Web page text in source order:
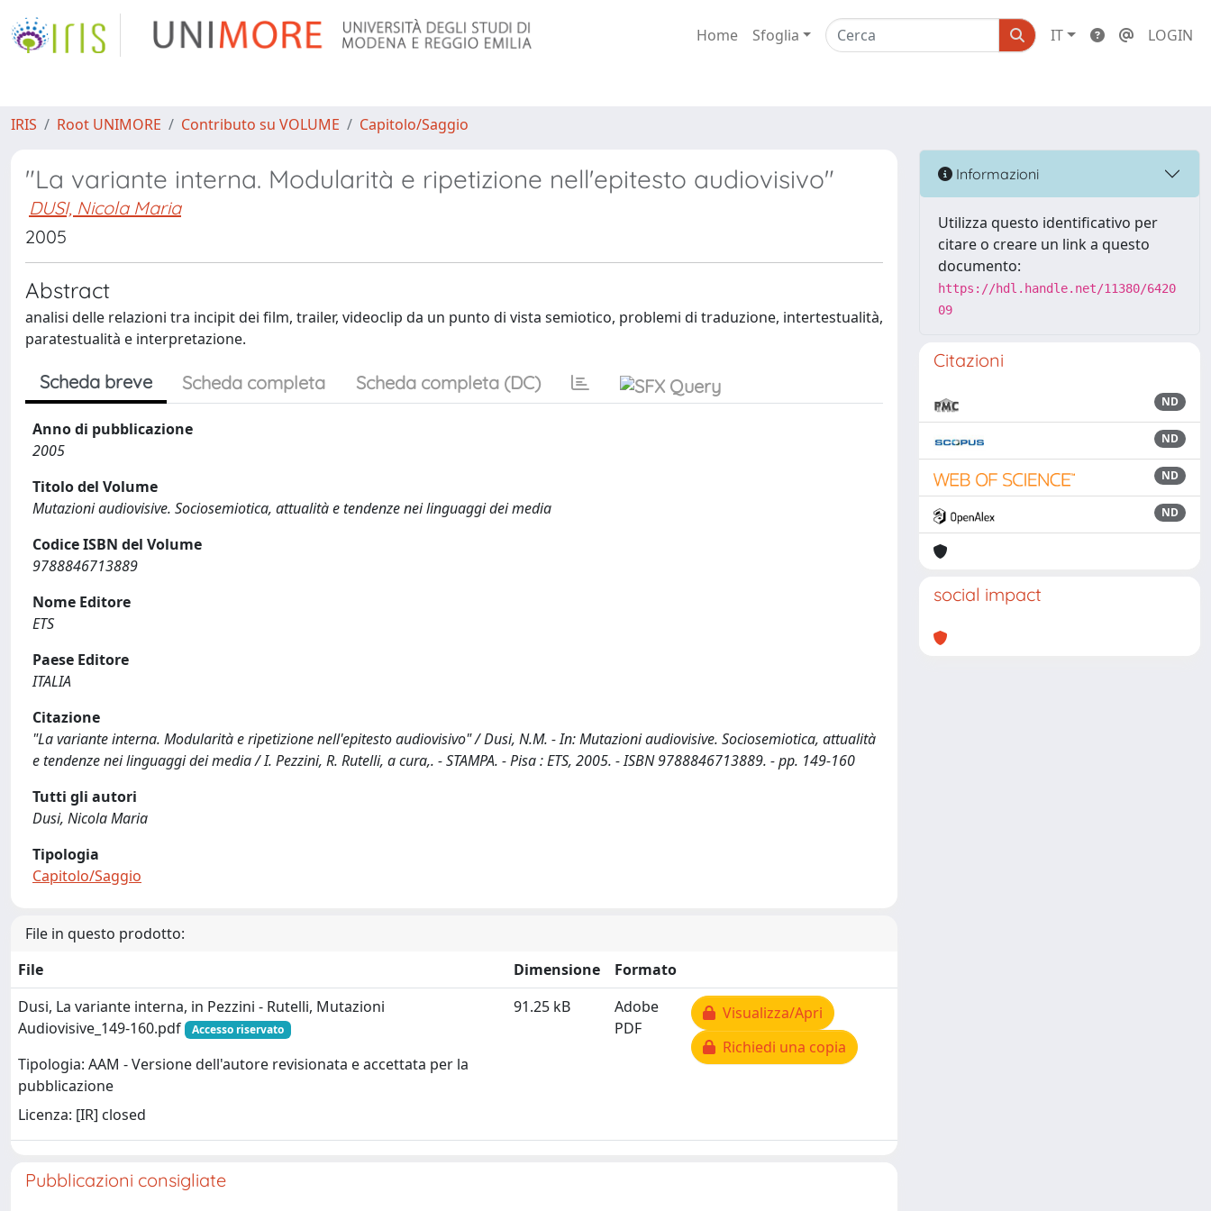
Home Sfoglia IT LOGIN
IRIS Root UNIMORE Contributo su VOLUME Capitolo/Saggio
"La variante interna. Modularità e ripetizione nell'epitesto audiovisivo"
DUSI, Nicola Maria
2005
Abstract
analisi delle relazioni tra incipit dei film, trailer, videoclip da un punto di vista semiotico, problemi di traduzione, intertestualità,
paratestualità e interpretazione.
Scheda breve Scheda completa Scheda completa (DC)
Anno di pubblicazione
2005
Titolo del Volume
Mutazioni audiovisive. Sociosemiotica, attualità e tendenze nei linguaggi dei media
Codice ISBN del Volume
9788846713889
Nome Editore
ETS
Paese Editore
ITALIA
Citazione
"La variante interna. Modularità e ripetizione nell'epitesto audiovisivo" / Dusi, N.M. - In: Mutazioni audiovisive. Sociosemiotica, attualità
e tendenze nei linguaggi dei media / I. Pezzini, R. Rutelli, a cura,. - STAMPA. - Pisa : ETS, 2005. - ISBN 9788846713889. - pp. 149-160
Tutti gli autori
Dusi, Nicola Maria
Tipologia
Capitolo/Saggio
File in questo prodotto:
File
Dimensione
Formato
Dusi, La variante interna, in Pezzini - Rutelli, Mutazioni
Audiovisive_149-160.pdf
Accesso riservato
Tipologia: AAM - Versione dell'autore revisionata e accettata per la
pubblicazione
Licenza: [IR] closed
91.25 kB
Adobe
PDF
Visualizza/Apri
Richiedi una copia
Pubblicazioni consigliate
Informazioni
Utilizza questo identificativo per
citare o creare un link a questo
documento:
https://hdl.handle.net/11380/6420
09
Citazioni
ND
ND
ND
ND
social impact